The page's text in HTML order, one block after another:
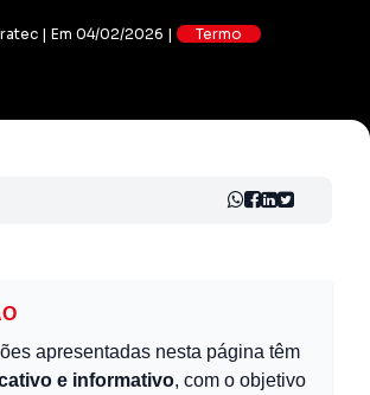
| Em 04/02/2026 | Termo
apresentadas nesta página têm
e informativo, com o objetivo